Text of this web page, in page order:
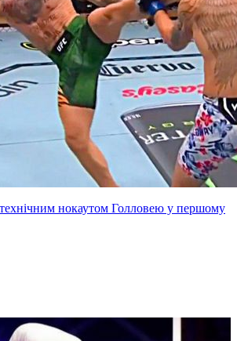
нокаутом Голловею у першому